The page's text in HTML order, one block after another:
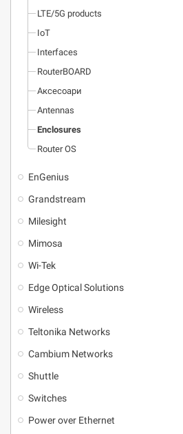
LTE/5G products
IoT
Interfaces
RouterBOARD
Аксесоари
Antennas
Enclosures
Router OS
EnGenius
Grandstream
Milesight
Mimosa
Wi-Tek
Edge Optical Solutions
Wireless
Teltonika Networks
Cambium Networks
Shuttle
Switches
Power over Ethernet